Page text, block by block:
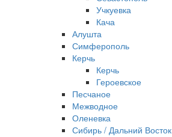
Учкуевка
Кача
Алушта
Симферополь
Керчь
Керчь
Героевское
Песчаное
Межводное
Оленевка
Сибирь / Дальний Восток